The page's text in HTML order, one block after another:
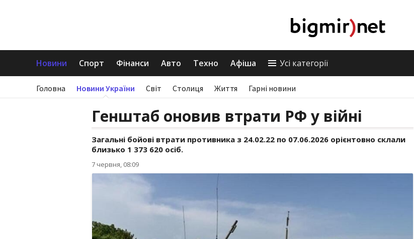
Новини Спорт Фінанси Авто Техно Афіша Усі категорії
Головна Новини України Світ Столиця Життя Гарні новини
Генштаб оновив втрати РФ у війні
Загальні бойові втрати противника з 24.02.22 по 07.06.2026 орієнтовно склали
близько 1 373 620 осіб.
7 червня, 08:09